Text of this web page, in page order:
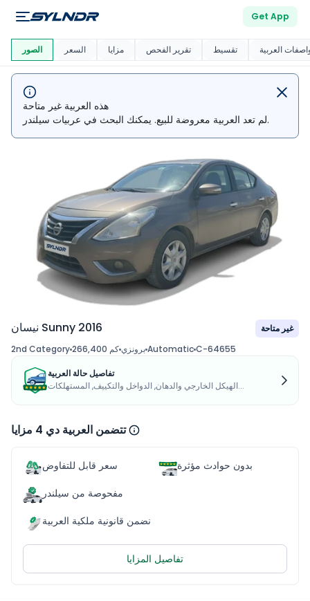
Get App
العربية دي ماركت
هذه العربية غير متاحة
لم تعد العربية معروضة للبيع. يمكنك البحث في عربيات سيلندر.
نيسان Sunny 2016
غير متاحة
2nd Category
266,400 كمبرونزيAutomaticC-64655
تفاصيل حالة العربية
الهيكل الخارجي والدهان, الدواخل والتكييف, المستهلكات...
تتضمن العربية دي 4 مزايا
سعر قابل للتفاوض
مفحوصة من سيلندر
نضمن قانونية ملكية العربية
بدون حوادث مؤثرة
تفاصيل المزايا
الصور السعر مزايا تقرير الفحص تقسيط العربية